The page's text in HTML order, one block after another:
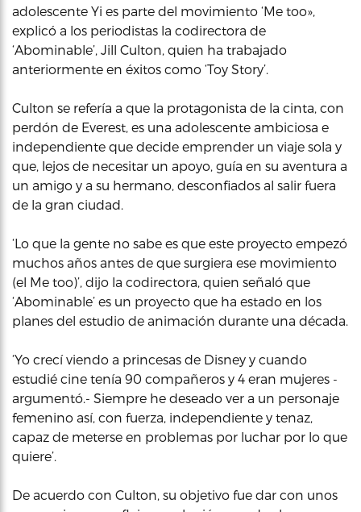
adolescente Yi es parte del movimiento ‘Me too»,
explicó a los periodistas la codirectora de
‘Abominable’, Jill Culton, quien ha trabajado
anteriormente en éxitos como ‘Toy Story’.
Culton se refería a que la protagonista de la cinta, con
perdón de Everest, es una adolescente ambiciosa e
independiente que decide emprender un viaje sola y
que, lejos de necesitar un apoyo, guía en su aventura a
un amigo y a su hermano, desconfiados al salir fuera
de la gran ciudad.
‘Lo que la gente no sabe es que este proyecto empezó
muchos años antes de que surgiera ese movimiento
(el Me too)’, dijo la codirectora, quien señaló que
‘Abominable’ es un proyecto que ha estado en los
planes del estudio de animación durante una década.
‘Yo crecí viendo a princesas de Disney y cuando
estudié cine tenía 90 compañeros y 4 eran mujeres -
argumentó.- Siempre he deseado ver a un personaje
femenino así, con fuerza, independiente y tenaz,
capaz de meterse en problemas por luchar por lo que
quiere’.
De acuerdo con Culton, su objetivo fue dar con unos